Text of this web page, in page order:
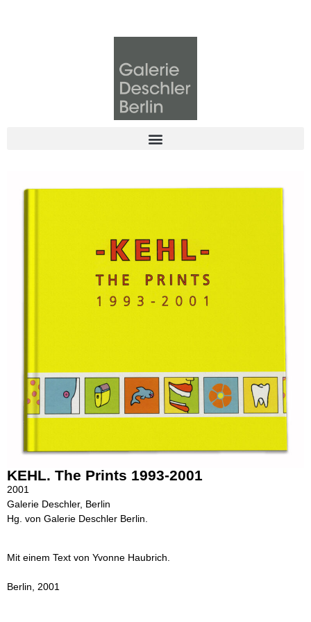
KEHL. The Prints 1993-2001
2001
Galerie Deschler, Berlin
Hg. von Galerie Deschler Berlin.
Mit einem Text von Yvonne Haubrich.
Berlin, 2001